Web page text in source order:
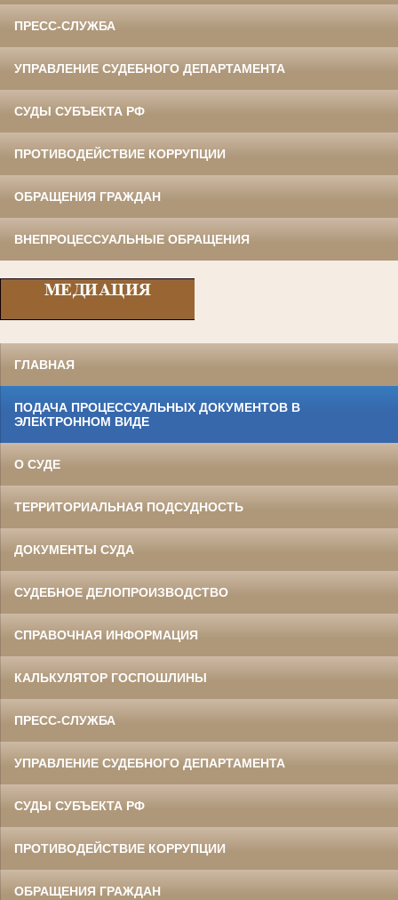
ПРЕСС-СЛУЖБА
УПРАВЛЕНИЕ СУДЕБНОГО ДЕПАРТАМЕНТА
СУДЫ СУБЪЕКТА РФ
ПРОТИВОДЕЙСТВИЕ КОРРУПЦИИ
ОБРАЩЕНИЯ ГРАЖДАН
ВНЕПРОЦЕССУАЛЬНЫЕ ОБРАЩЕНИЯ
ГЛАВНАЯ
ПОДАЧА ПРОЦЕССУАЛЬНЫХ ДОКУМЕНТОВ В
ЭЛЕКТРОННОМ ВИДЕ
О СУДЕ
ТЕРРИТОРИАЛЬНАЯ ПОДСУДНОСТЬ
ДОКУМЕНТЫ СУДА
СУДЕБНОЕ ДЕЛОПРОИЗВОДСТВО
СПРАВОЧНАЯ ИНФОРМАЦИЯ
КАЛЬКУЛЯТОР ГОСПОШЛИНЫ
ПРЕСС-СЛУЖБА
УПРАВЛЕНИЕ СУДЕБНОГО ДЕПАРТАМЕНТА
СУДЫ СУБЪЕКТА РФ
ПРОТИВОДЕЙСТВИЕ КОРРУПЦИИ
ОБРАЩЕНИЯ ГРАЖДАН